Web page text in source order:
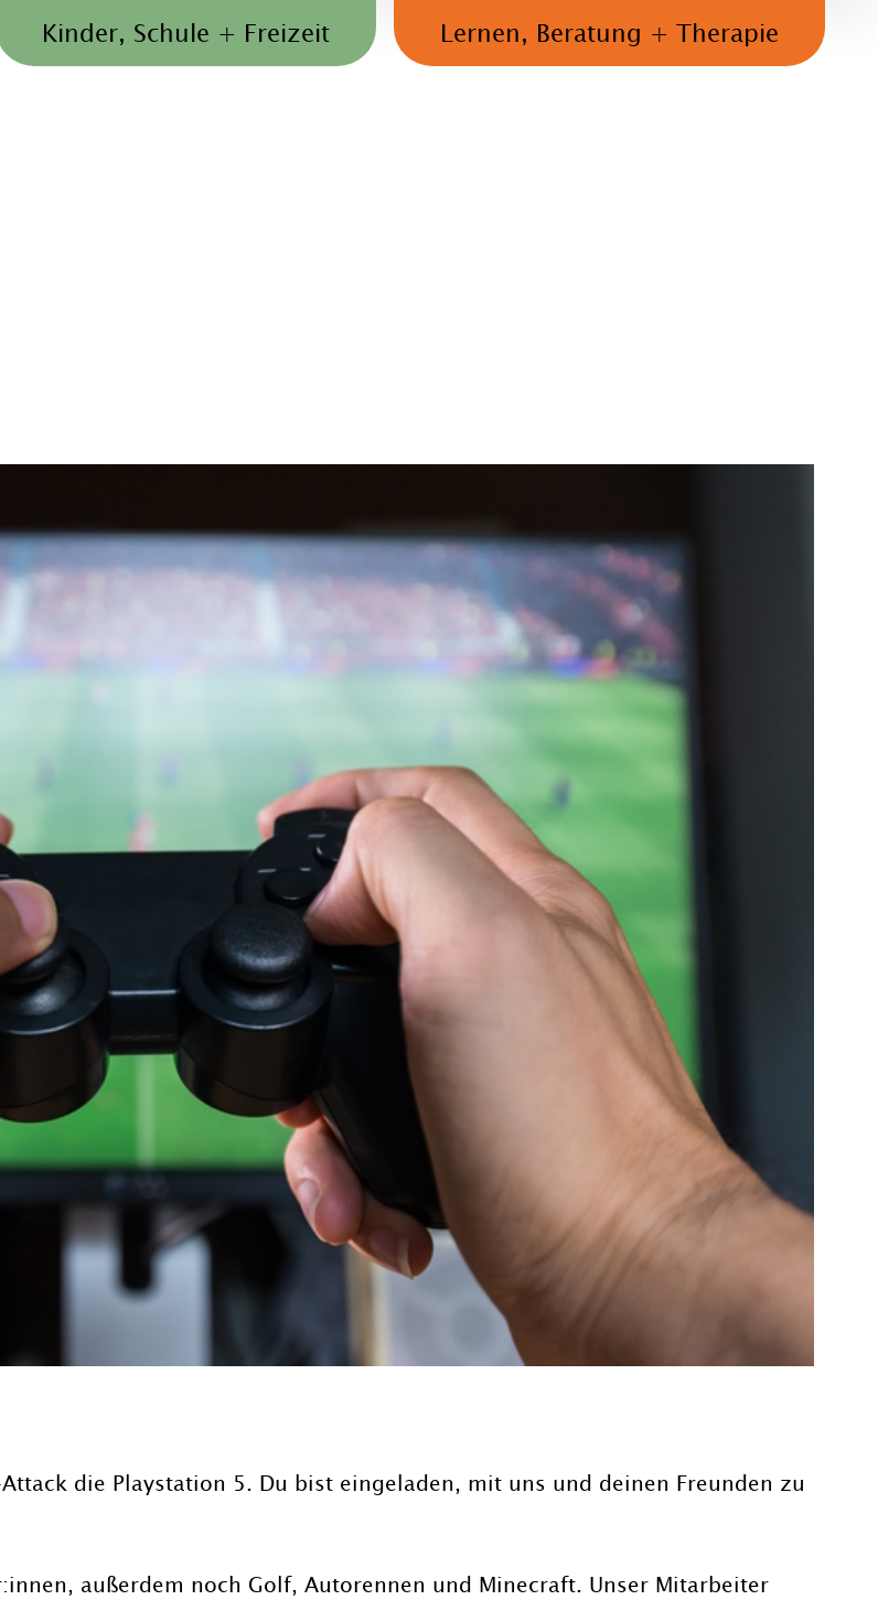
Kinder, Schule + Freizeit Lernen, Beratung + Therapie
die Playstation 5. Du bist eingeladen, mit uns und deinen Freunden zu
außerdem noch Golf, Autorennen und Minecraft. Unser Mitarbeiter